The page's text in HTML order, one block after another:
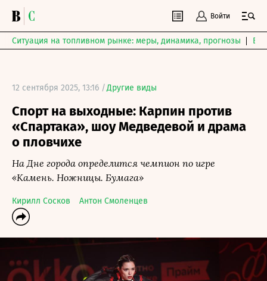
Войти
Ситуация на топливном рынке: меры, динамика, прогнозы
12 сентября 2025, 13:16 /Другие виды
Спорт на выходные: Карпин против
«Спартака», шоу Медведевой и драма
о пловчихе
На Дне города определится чемпион по игре
«Камень. Ножницы. Бумага»
Кирилл Сосков Антон Смоленцев